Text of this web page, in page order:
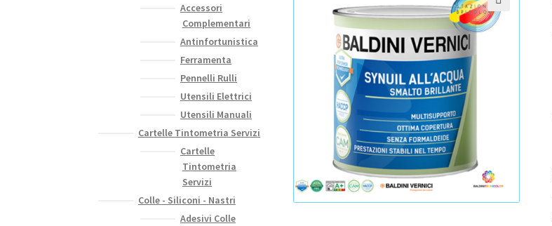
🔍
Accessori
Complementari
Antinfortunistica
Ferramenta
Pennelli Rulli
Utensili Elettrici
Utensili Manuali
Cartelle Tintometria Servizi
Cartelle
Tintometria
Servizi
Colle - Siliconi - Nastri
Adesivi Colle